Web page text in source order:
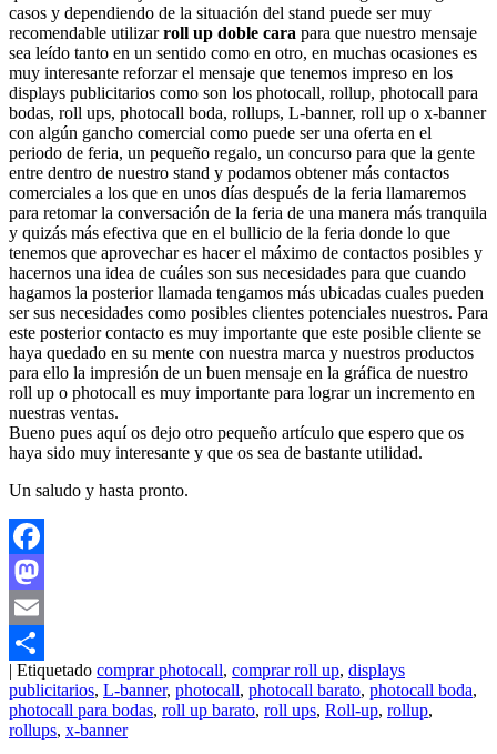
casos y dependiendo de la situación del stand puede ser muy
recomendable utilizarroll up doble cara para que nuestro mensaje
sea leído tanto en un sentido como en otro, en muchas ocasiones es
muy interesante reforzar el mensaje que tenemos impreso en los
displays publicitarios como son los photocall, rollup, photocall para
bodas, roll ups, photocall boda, rollups, L-banner, roll up o x-banner
con algún gancho comercial como puede ser una oferta en el
periodo de feria, un pequeño regalo, un concurso para que la gente
entre dentro de nuestro stand y podamos obtener más contactos
comerciales a los que en unos días después de la feria llamaremos
para retomar la conversación de la feria de una manera más tranquila
y quizás más efectiva que en el bullicio de la feria donde lo que
tenemos que aprovechar es hacer el máximo de contactos posibles y
hacernos una idea de cuáles son sus necesidades para que cuando
hagamos la posterior llamada tengamos más ubicadas cuales pueden
ser sus necesidades como posibles clientes potenciales nuestros. Para
este posterior contacto es muy importante que este posible cliente se
haya quedado en su mente con nuestra marca y nuestros productos
para ello la impresión de un buen mensaje en la gráfica de nuestro
roll up o photocall es muy importante para lograr un incremento en
nuestras ventas.
Bueno pues aquí os dejo otro pequeño artículo que espero que os
haya sido muy interesante y que os sea de bastante utilidad.
Un saludo y hasta pronto.
Facebook
Mastodon
Email
Compartir
| Etiquetado comprar photocall, comprar roll up, displays
publicitarios, L-banner, photocall, photocall barato, photocall boda,
photocall para bodas, roll up barato, roll ups, Roll-up, rollup,
rollups, x-banner